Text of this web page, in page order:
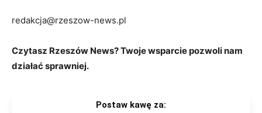
redakcja@rzeszow-news.pl
Czytasz Rzeszów News? Twoje wsparcie pozwoli nam
działać sprawniej.
Postaw kawę za: